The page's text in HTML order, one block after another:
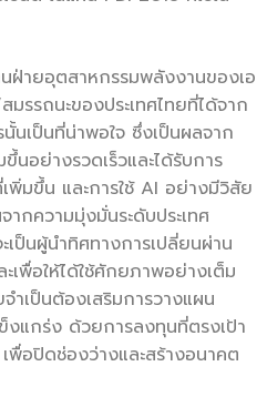
ฝ่ายอุตสาหกรรมพลังงานของเอ
มรรถนะของประเทศไทยที่ได้จาก
นเป็นที่น่าพอใจ ซึ่งเป็นผลจาก
นอย่างรวดเร็วและได้รับการ
มขึ้น และการใช้ AI อย่างมีวิสัย
กความมุ่งมั่นระดับประเทศ
เป็นผู้นำทิศทางการเปลี่ยนผ่าน
พื่อให้ได้ใช้ศักยภาพอย่างเต็ม
ำเป็นต้องเสริมการวางแผน
งแกร่ง ด้วยการลงทุนที่ตรงเป้า
พื่อปิดช่องว่างและสร้างอนาคต